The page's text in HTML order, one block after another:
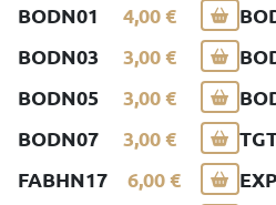
BODN01
4,00 €
BODN03
3,00 €
BODN05
3,00 €
BODN07
3,00 €
FABHN17
6,00 €